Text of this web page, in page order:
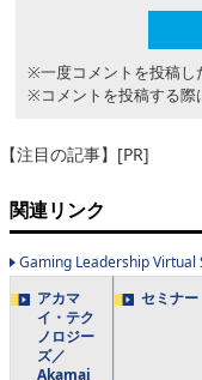
※一度コメントを投稿し
※コメントを投稿する際
【注目の記事】[PR]
関連リンク
Gaming Leadership Virtual
アカマ
イ・テク
ノロジー
ズ／
Akamai
セミナー